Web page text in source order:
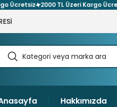
2000 TL Üzeri Kargo Ücretsiz
Hakkımızda